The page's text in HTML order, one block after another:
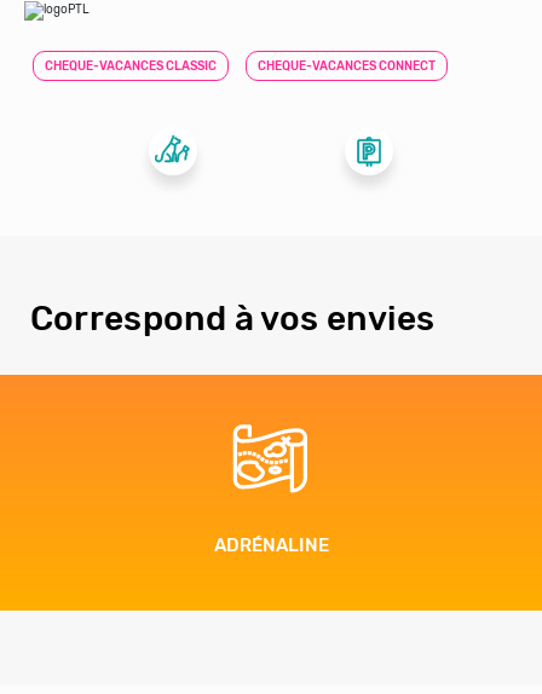
CHEQUE-VACANCES CLASSIC CHEQUE-VACANCES CONNECT
Correspond à vos envies
ADRÉNALINE